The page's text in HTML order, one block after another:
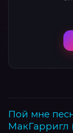
Пой мне
МакГарригл